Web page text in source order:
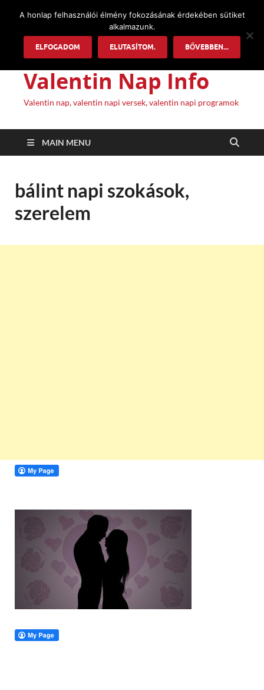
Valentin Nap Info
Valentin nap, valentin napi versek, valentin napi programok
MAIN MENU
bálint napi szokások,
szerelem
A honlap felhasználói élmény fokozásának érdekében sütiket
alkalmazunk.
ELFOGADOM ELUTASÍTOM. BŐVEBBEN...